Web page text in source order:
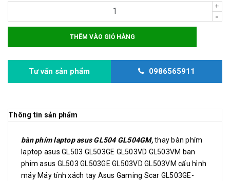
+
-
THÊM VÀO GIỎ HÀNG
Tư vấn sản phẩm 0986565911
Thông tin sản phẩm
bàn phím laptop asus GL504 GL504GM,thay bàn phím
laptop asus GL503 GL503GE GL503VD GL503VM ban
phim asus GL503 GL503GE GL503VD GL503VM cấu hình
máy Máy tính xách tay Asus Gaming Scar GL503GE-